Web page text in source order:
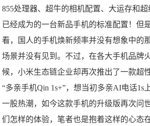
855处理器、超牛的相机配置、大运存和
已经成为的一台新品手机的标准配置！但
看，国人的手机焕新频率并没有想象中的
场景并没有见到。不过，在各大手机品牌
候，小米生态链企业却再次推出了一款超
“多亲手机Qin 1s+”，想当初多亲AI电话1s
一股热潮，如今这款手机的升级版再次问
们怎样的体验，笔者也是抱着这样的心态